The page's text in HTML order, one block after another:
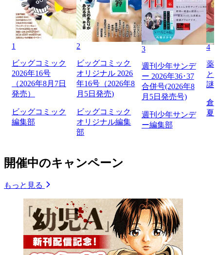
1
ビッグコミック
2026年16号
（2026年8月7日
発売）
ビッグコミック
編集部
2
ビッグコミック
オリジナル 2026
年16号（2026年8
月5日発売)
ビッグコミック
オリジナル編集
部
3
週刊少年サンデ
ー 2026年36･37
合併号(2026年8
月5日発売号)
週刊少年サンデ
ー編集部
4
薬
と
謎
倉
夏
開催中のキャンペーン
もっと見る